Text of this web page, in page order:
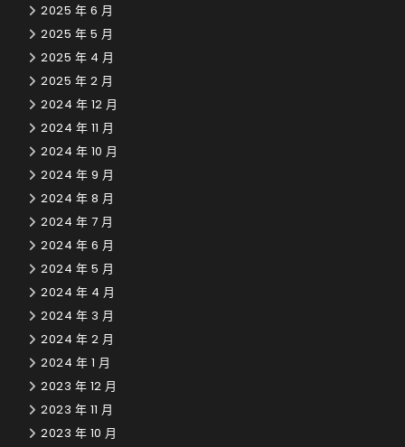
2025 年 6 月
2025 年 5 月
2025 年 4 月
2025 年 2 月
2024 年 12 月
2024 年 11 月
2024 年 10 月
2024 年 9 月
2024 年 8 月
2024 年 7 月
2024 年 6 月
2024 年 5 月
2024 年 4 月
2024 年 3 月
2024 年 2 月
2024 年 1 月
2023 年 12 月
2023 年 11 月
2023 年 10 月